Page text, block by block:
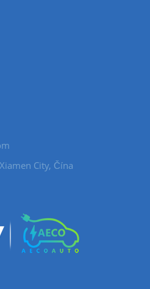
City, Čína